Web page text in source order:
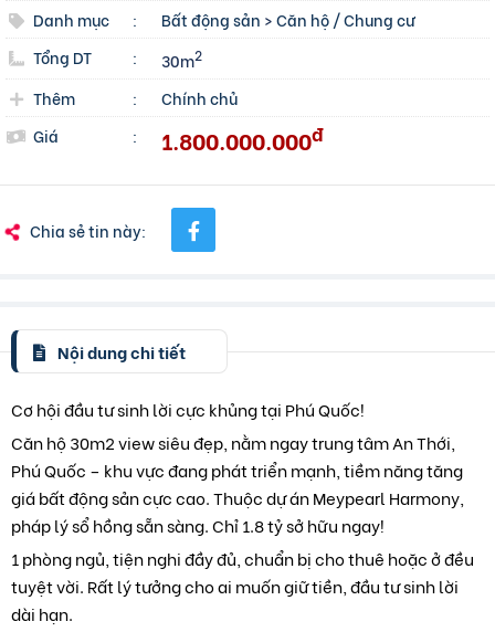
Danh mục
: Bất động sản >Căn hộ / Chung cư
Tổng DT
: 30m2
Thêm :
Chính chủ
Giá
: 1.800.000.000đ
Chia sẻ tin này:
Nội dung chi tiết
Cơ hội đầu tư sinh lời cực khủng tại Phú Quốc!
Căn hộ 30m2 view siêu đẹp, nằm ngay trung tâm An Thới,
Phú Quốc – khu vực đang phát triển mạnh, tiềm năng tăng
giá bất động sản cực cao. Thuộc dự án Meypearl Harmony,
pháp lý sổ hồng sẵn sàng. Chỉ 1.8 tỷ sở hữu ngay!
1 phòng ngủ, tiện nghi đầy đủ, chuẩn bị cho thuê hoặc ở đều
tuyệt vời. Rất lý tưởng cho ai muốn giữ tiền, đầu tư sinh lời
dài hạn.